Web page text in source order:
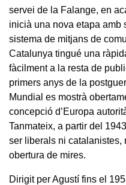
servei de la Falange, en
inicià una nova etapa amb
sistema de mitjans de
Catalunya tingué una
fàcilment a la resta de
primers anys de la
Mundial es mostrà
concepció d’Europa
Tanmateix, a partir del
ser liberals ni catalanistes,
obertura de mires.
Dirigit per Agustí fins el